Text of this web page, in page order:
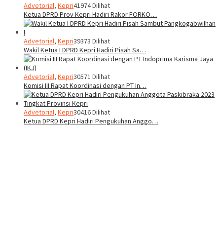
Advetorial, Kepri41974 Dilihat
Ketua DPRD Prov Kepri Hadiri Rakor FORKO…
Advetorial, Kepri39373 Dilihat
Wakil Ketua I DPRD Kepri Hadiri Pisah Sa…
Advetorial, Kepri30571 Dilihat
Komisi III Rapat Koordinasi dengan PT In…
Advetorial, Kepri30416 Dilihat
Ketua DPRD Kepri Hadiri Pengukuhan Anggo…